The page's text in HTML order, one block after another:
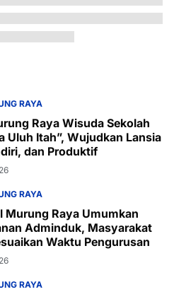
RAYA
Raya Wisuda Sekolah
Uluh Itah”, Wujudkan Lansia
dan Produktif
RAYA
Murung Raya Umumkan
Adminduk, Masyarakat
Waktu Pengurusan
RAYA